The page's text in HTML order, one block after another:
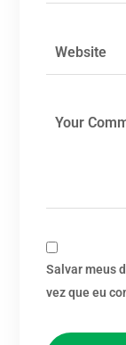
Salvar meus
vez que eu